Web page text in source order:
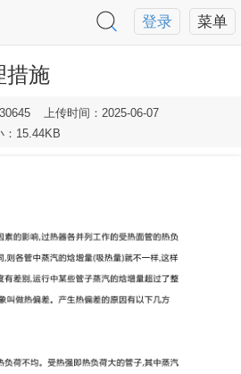
菜单
登录
措施
上传时间：2025-06-07
：15.44KB